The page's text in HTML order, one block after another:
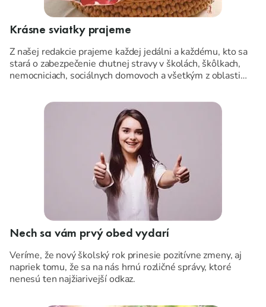
Krásne sviatky prajeme
Z našej redakcie prajeme každej jedálni a každému, kto sa
stará o zabezpečenie chutnej stravy v školách, škôlkach,
nemocniciach, sociálnych domovoch a všetkým z oblasti
lásky, pokoja, vnútornej sily, zdravia a príjemnej energie.
Nech sa vám prvý obed vydarí
Veríme, že nový školský rok prinesie pozitívne zmeny, aj
napriek tomu, že sa na nás hrnú rozličné správy, ktoré
nenesú ten najžiarivejší odkaz.